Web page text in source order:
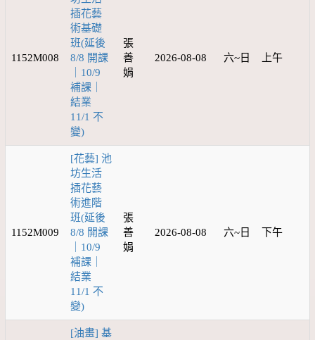
1152M008
插花藝
術基礎
班(延後
8/8 開課
｜10/9
補課｜
結業
11/1 不
變)
張
善
娟
2026-08-08 六~日 上午
1152M009
[花藝] 池
坊生活
插花藝
術進階
班(延後
8/8 開課
｜10/9
補課｜
結業
11/1 不
變)
張
善
娟
2026-08-08 六~日 下午
[油畫] 基